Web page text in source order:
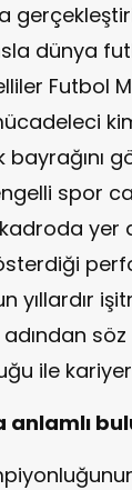
dünya
Futbol
bayrağını
spor
yer
yıllardır
ile
anlamlı